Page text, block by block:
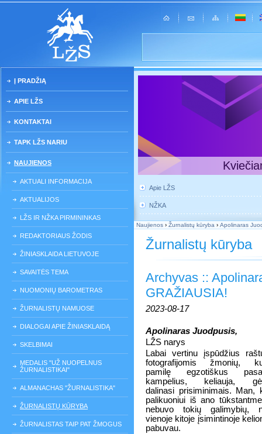
Į PRADŽIĄ
APIE LŽS
KONTAKTAI
TAPK LŽS NARIU
NAUJIENOS
AKTUALI INFORMACIJA
AKTUALIJOS
LŽS IR NŽKA PIRMININKAS
REDAKTORIAUS ŽODIS
ŽINIASKLAIDA LIETUVOJE
SAVAITĖS TEMA
NUOMONIŲ BAROMETRAS
ŽURNALISTŲ NAMUOSE
DIALOGAI APIE ŽINIASKLAIDĄ
SKELBIMAI
MEDALIS "UŽ NUOPELNUS
ŽURNALISTIKAI"
ALMANACHAS "ŽURNALISTIKA"
ŽURNALISTŲ KŪRYBA
ŽURNALISTAS TAIP PAT ŽMOGUS
Apie LŽS
NŽKA
Naujienos › Žurnalistų kūryba › Apolinaras
Žurnalistų kūryba
Archyvas ::
GRAŽIAUSIA!
2023-08-17
Apolinaras Juodpusis,
LŽS narys
Labai vertinu įspūdžius
fotografijomis žmonių,
pamilę egzotiškus
kampelius, keliauja,
dalinasi prisiminimais. Man,
palikuoniui iš ano
nebuvo tokių galimybių,
vienoje kitoje įsimintinoje
pabuvau.